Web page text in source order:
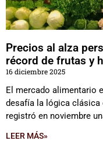
Precios al alza
récord de frutas y
16 diciembre 2025
El mercado alimentario
desafía la lógica clásica
registró en noviembre
LEER MÁS»